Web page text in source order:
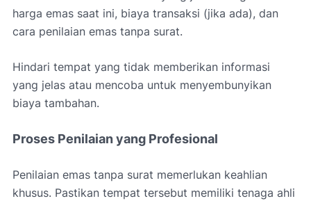
harga emas saat ini, biaya transaksi (jika ada), dan
cara penilaian emas tanpa surat.
Hindari tempat yang tidak memberikan informasi
yang jelas atau mencoba untuk menyembunyikan
biaya tambahan.
Proses Penilaian yang Profesional
Penilaian emas tanpa surat memerlukan keahlian
khusus. Pastikan tempat tersebut memiliki tenaga ahli